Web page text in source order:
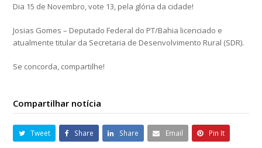
Dia 15 de Novembro, vote 13, pela glória da cidade!
Josias Gomes – Deputado Federal do PT/Bahia licenciado e
atualmente titular da Secretaria de Desenvolvimento Rural (SDR).
Se concorda, compartilhe!
Compartilhar notícia
Tweet Share Share Email Pin It